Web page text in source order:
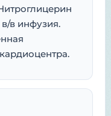
в инфузия.